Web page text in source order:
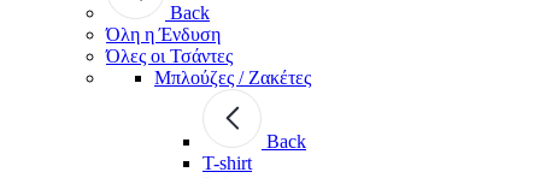
Back
Όλη η Ένδυση
Όλες οι Τσάντες
Μπλούζες / Ζακέτες
Back
T-shirt